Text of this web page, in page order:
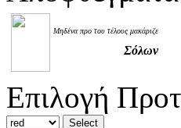
Μηδένα προ του τέλους μακάριζε
Σόλων
Επιλογή